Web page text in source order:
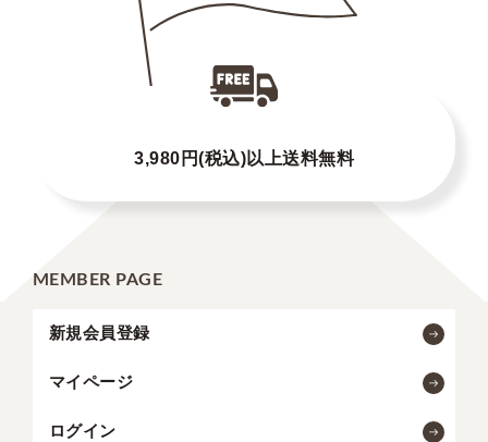
3,980円(税込)以上送料無料
MEMBER PAGE
新規会員登録
マイページ
ログイン